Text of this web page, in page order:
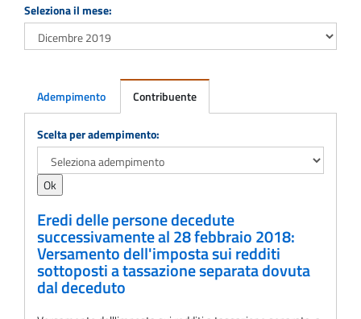
Seleziona il mese:
Adempimento Contribuente
Adempimento
Scelta per adempimento:
Eredi delle persone decedute
successivamente al 28 febbraio 2018:
Versamento dell'imposta sui redditi
sottoposti a tassazione separata dovuta
dal deceduto